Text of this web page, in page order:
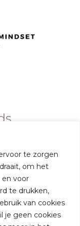
te zorgen
om het
en voor
te drukken,
van cookies
je geen cookies